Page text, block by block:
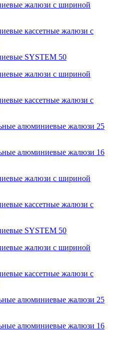
жалюзи с шириной
кассетные жалюзи с
SYSTEM 50
жалюзи с шириной
кассетные жалюзи с
алюминиевые жалюзи 25
алюминиевые жалюзи 16
жалюзи с шириной
кассетные жалюзи с
SYSTEM 50
жалюзи с шириной
кассетные жалюзи с
алюминиевые жалюзи 25
алюминиевые жалюзи 16